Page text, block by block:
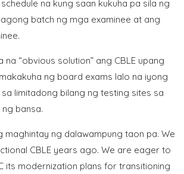
na kung saan kukuha pa sila ng
batch ng mga examinee at ang
na “obvious solution” ang CBLE upang
ng board exams lalo na iyong
limitadong bilang ng testing sites sa
ng bansa.
maghintay ng dalawampung taon pa. We
CBLE years ago. We are eager to
its modernization plans for transitioning